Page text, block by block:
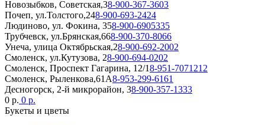
Новозыбков, Советская,38-900-367-3603
Почеп, ул.Толстого,248-900-693-2424
Людиново, ул. Фокина, 358-900-6905335
Трубчевск, ул.Брянская,668-900-370-8066
Унеча, улица Октябрьская,28-900-692-2002
Смоленск, ул.Кутузова, 28-900-694-0202
Смоленск, Проспект Гагарина, 12/18-951-7071212
Смоленск, Рыленкова,61А8-953-299-6161
Десногорск, 2-й микрорайон, 38-900-357-1333
0 р. 0 р.
Букеты и цветы